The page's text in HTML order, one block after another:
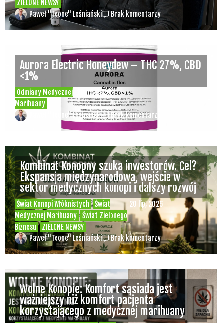
Świat Zielonego
Kina i Muzyki
ZIELONE NEWSY
25 cze, 2026
Wiz Khalifa nie przyjedzie do Europy bo dwa
lata temu zapalił jointa na scenie i teraz
grozi mu więzienie
Paweł "Teone" Leśniański Brak komentarzy
Konopne Podróże i Wydarzenia
Świat Prawa i
legalizacji marihuany
Świat Zielonego
Biznesu
Świat Zielonych Wydarzeń i Eventów
ZIELONE NEWSY
24 cze, 2026
Branża konopna w Polsce dziś i jutro –
debata online już w tę sobotę o 11.00 –
udział jest bezpłatny
Paweł "Teone" Leśniański Brak komentarzy
Świat Medycznej
Marihuany
ZIELONE
NEWSY
24 cze, 2026
Polska spółka Bliss Pharma wprowadza do
aptek dwie odmiany medycznej marihuany
– OG Kush i Strawberry OG